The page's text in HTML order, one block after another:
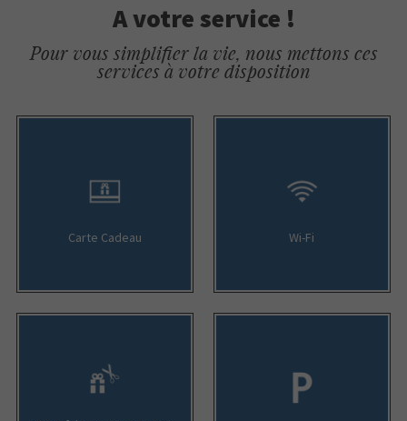
A votre service !
Pour vous simplifier la vie, nous mettons ces
services à votre disposition
Carte Cadeau Wi-Fi